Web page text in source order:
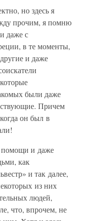
но здесь я
прочим, я помню
даже с
в те моменты,
и даже
были даже
Причем
он был в
помощи и даже
как
и так далее,
из них
людей,
что, впрочем, не